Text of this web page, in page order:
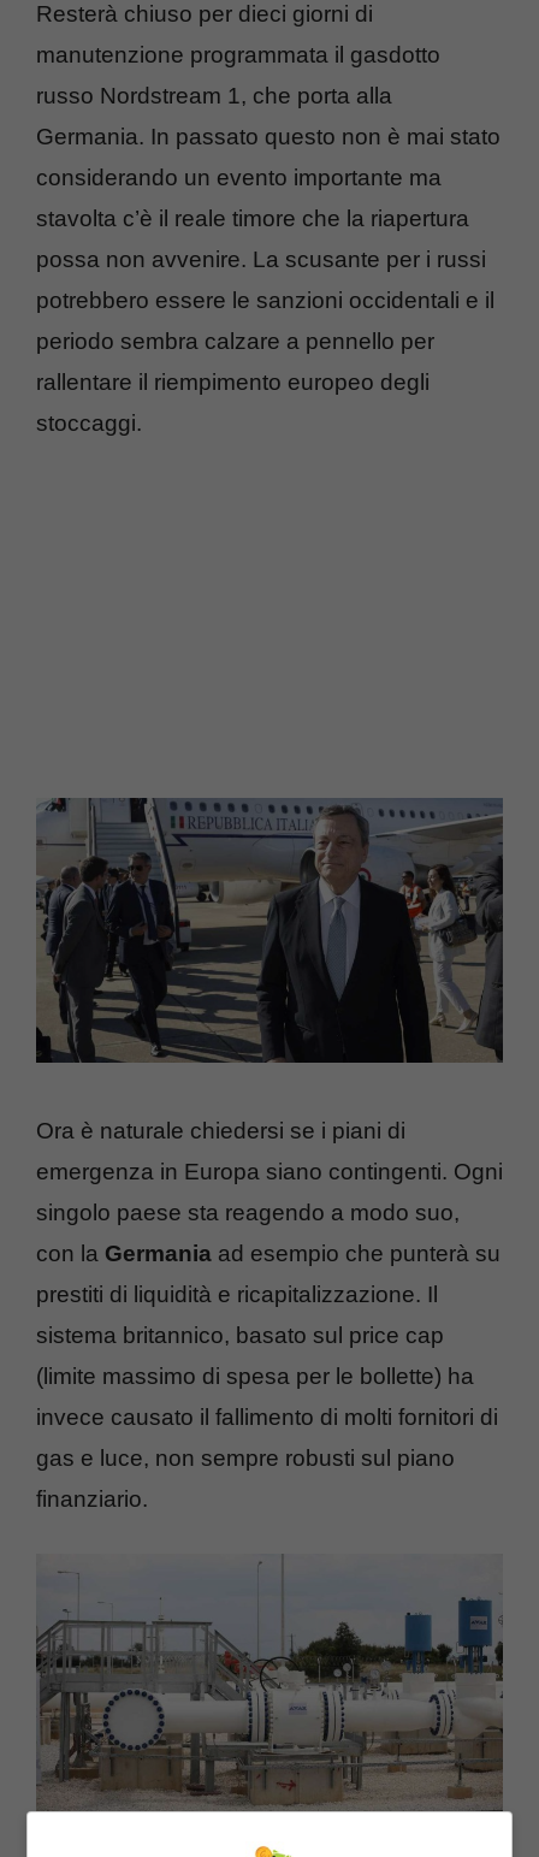
Resterà chiuso per dieci giorni di
manutenzione programmata il gasdotto
russo Nordstream 1, che porta alla
Germania. In passato questo non è mai stato
considerando un evento importante ma
stavolta c’è il reale timore che la riapertura
possa non avvenire. La scusante per i russi
potrebbero essere le sanzioni occidentali e il
periodo sembra calzare a pennello per
rallentare il riempimento europeo degli
stoccaggi.
Ora è naturale chiedersi se i piani di
emergenza in Europa siano contingenti. Ogni
singolo paese sta reagendo a modo suo,
con la Germania ad esempio che punterà su
prestiti di liquidità e ricapitalizzazione. Il
sistema britannico, basato sul price cap
(limite massimo di spesa per le bollette) ha
invece causato il fallimento di molti fornitori di
gas e luce, non sempre robusti sul piano
finanziario.